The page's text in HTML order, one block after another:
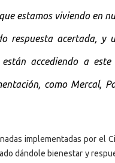
estamos viviendo en
respuesta acertada, y
accediendo a
como Mercal,
implementadas por el
dándole bienestar y